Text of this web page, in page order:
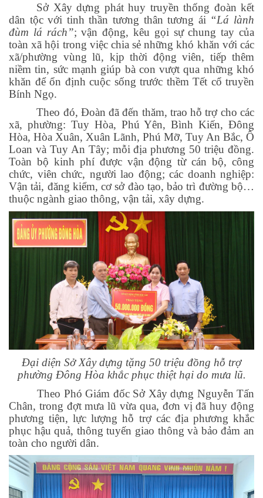
Sở Xây dựng phát huy truyền thống đoàn kết
dân tộc với tinh thần tương thân tương ái “Lá lành
đùm lá rách”; vận động, kêu gọi sự chung tay của
toàn xã hội trong việc chia sẻ những khó khăn với các
xã/phường vùng lũ, kịp thời động viên, tiếp thêm
niềm tin, sức mạnh giúp bà con vượt qua những khó
khăn để ổn định cuộc sống trước thềm Tết cổ truyền
Bính Ngọ.
Theo đó, Đoàn đã đến thăm, trao hỗ trợ cho các
xã, phường: Tuy Hòa, Phú Yên, Bình Kiến, Đông
Hòa, Hòa Xuân, Xuân Lãnh, Phú Mỡ, Tuy An Bắc, Ô
Loan và Tuy An Tây; mỗi địa phương 50 triệu đồng.
Toàn bộ kinh phí được vận động từ cán bộ, công
chức, viên chức, người lao động; các doanh nghiệp:
Vận tải, đăng kiểm, cơ sở đào tạo, bảo trì đường bộ…
thuộc ngành giao thông, vận tải, xây dựng.
Đại diện Sở Xây dựng tặng 50 triệu đồng hỗ trợ
phường Đông Hòa khắc phục thiệt hại do mưa lũ.
Theo Phó Giám đốc Sở Xây dựng Nguyễn Tấn
Chân, trong đợt mưa lũ vừa qua, đơn vị đã huy động
phương tiện, lực lượng hỗ trợ các địa phương khắc
phục hậu quả, thông tuyến giao thông và bảo đảm an
toàn cho người dân.